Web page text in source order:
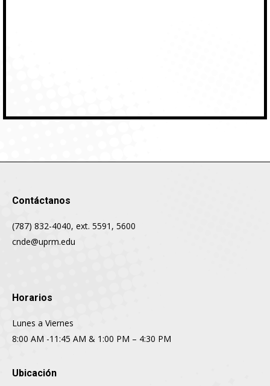
Contáctanos
(787) 832-4040, ext. 5591, 5600
cnde@uprm.edu
Horarios
Lunes a Viernes
8:00 AM -11:45 AM & 1:00 PM – 4:30 PM
Ubicación